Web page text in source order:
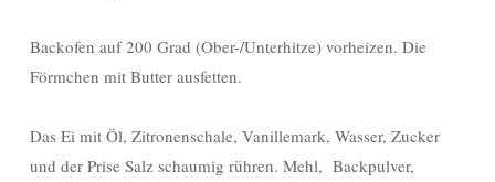
Backofen auf 200 Grad (Ober-/Unterhitze) vorheizen. Die
Förmchen mit Butter ausfetten.
Das Ei mit Öl, Zitronenschale, Vanillemark, Wasser, Zucker
und der Prise Salz schaumig rühren. Mehl, Backpulver,